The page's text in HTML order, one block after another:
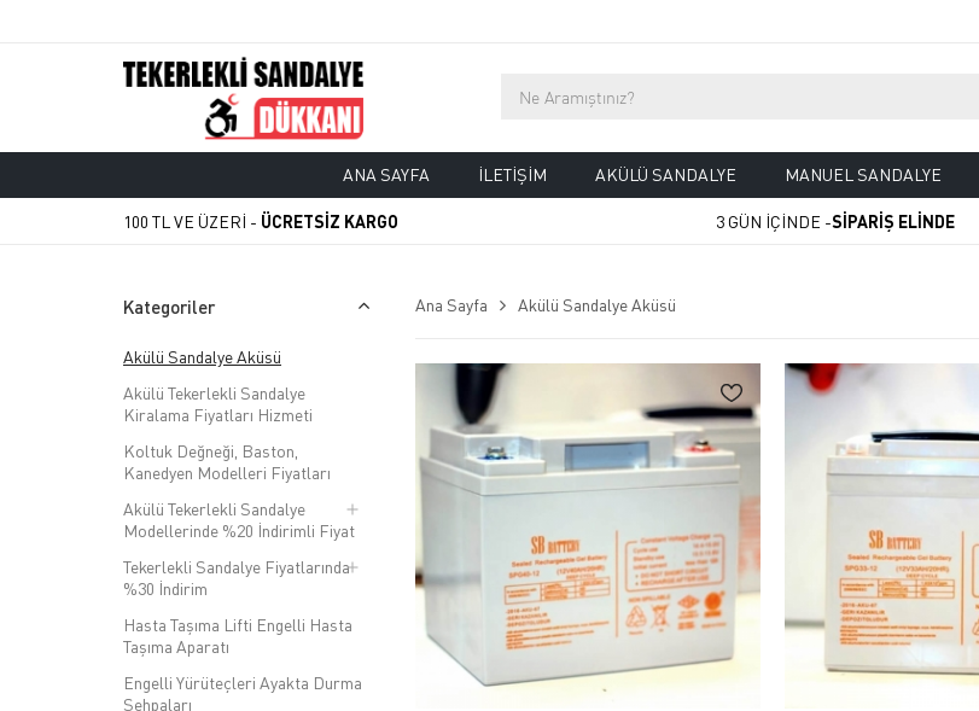
ANA SAYFA İLETIŞIM AKÜLÜ SANDALYE MANUEL SANDALYE
100 TL VE ÜZERİ - ÜCRETSİZ KARGO 3 GÜN İÇİNDE -SİPARİŞ ELİNDE
Kategoriler
Akülü Sandalye Aküsü
Akülü Tekerlekli Sandalye
Kiralama Fiyatları Hizmeti
Koltuk Değneği, Baston,
Kanedyen Modelleri Fiyatları
Akülü Tekerlekli Sandalye
Modellerinde %20 İndirimli Fiyat
Tekerlekli Sandalye Fiyatlarında
%30 İndirim
Hasta Taşıma Lifti Engelli Hasta
Taşıma Aparatı
Engelli Yürüteçleri Ayakta Durma
Sehpaları
Ana Sayfa Akülü Sandalye Aküsü